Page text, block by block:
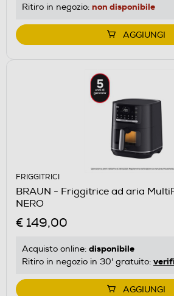
Ritiro in negozio: non disponibile
AGGIUNGI
FRIGGITRICI
BRAUN - Friggitrice ad aria
NERO
€ 149,00
Acquisto online: disponibile
Ritiro in negozio in 30' gratuito:
AGGIUNGI